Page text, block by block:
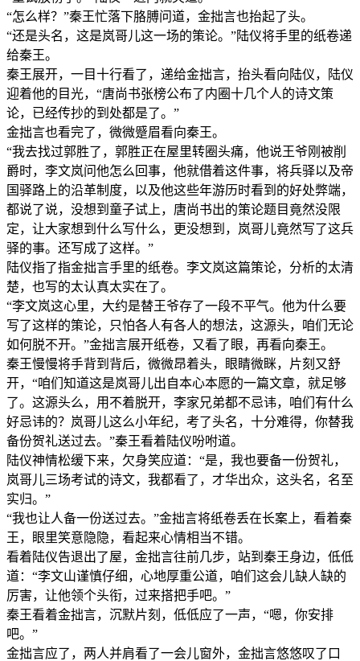
“怎么样？”秦王忙落下胳膊问道，金拙言也抬起了头。
“还是头名，这是岚哥儿这一场的策论。”陆仪将手里的纸卷递
给秦王。
秦王展开，一目十行看了，递给金拙言，抬头看向陆仪，陆仪
迎着他的目光，“唐尚书张榜公布了内圈十几个人的诗文策
论，已经传抄的到处都是了。”
金拙言也看完了，微微蹙眉看向秦王。
“我去找过郭胜了，郭胜正在屋里转圈头痛，他说王爷刚被削
爵时，李文岚问他怎么回事，他就借着这件事，将兵驿以及帝
国驿路上的沿革制度，以及他这些年游历时看到的好处弊端，
都说了说，没想到童子试上，唐尚书出的策论题目竟然没限
定，让大家想到什么写什么，更没想到，岚哥儿竟然写了这兵
驿的事。还写成了这样。”
陆仪指了指金拙言手里的纸卷。李文岚这篇策论，分析的太清
楚，也写的太认真太实在了。
“李文岚这心里，大约是替王爷存了一段不平气。他为什么要
写了这样的策论，只怕各人有各人的想法，这源头，咱们无论
如何脱不开。”金拙言展开纸卷，又看了眼，再看向秦王。
秦王慢慢将手背到背后，微微昂着头，眼睛微眯，片刻又舒
开，“咱们知道这是岚哥儿出自本心本愿的一篇文章，就足够
了。这源头么，用不着脱开，李家兄弟都不忌讳，咱们有什么
好忌讳的？岚哥儿这么小年纪，考了头名，十分难得，你替我
备份贺礼送过去。”秦王看着陆仪吩咐道。
陆仪神情松缓下来，欠身笑应道：“是，我也要备一份贺礼，
岚哥儿三场考试的诗文，我都看了，才华出众，这头名，名至
实归。”
“我也让人备一份送过去。”金拙言将纸卷丢在长案上，看着秦
王，眼里笑意隐隐，看起来心情相当不错。
看着陆仪告退出了屋，金拙言往前几步，站到秦王身边，低低
道：“李文山谨慎仔细，心地厚重公道，咱们这会儿缺人缺的
厉害，让他领个头衔，过来搭把手吧。”
秦王看着金拙言，沉默片刻，低低应了一声，“嗯，你安排
吧。”
金拙言应了，两人并肩看了一会儿窗外，金拙言悠悠叹了口